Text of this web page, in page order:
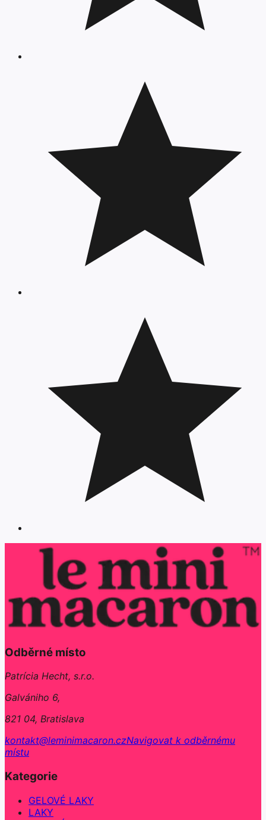
Odběrné místo
Patrícia Hecht, s.r.o.
Galvániho 6,
821 04, Bratislava
kontakt@leminimacaron.czNavigovat k odběrnému
místu
Kategorie
GELOVÉ LAKY
LAKY